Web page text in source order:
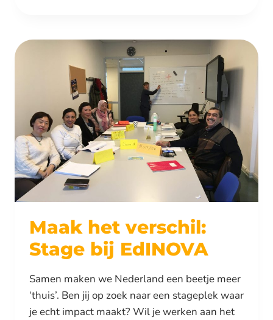
LOCATIES
Maak het verschil:
Stage bij EdINOVA
Samen maken we Nederland een beetje meer
‘thuis’. Ben jij op zoek naar een stageplek waar
je echt impact maakt? Wil je werken aan het